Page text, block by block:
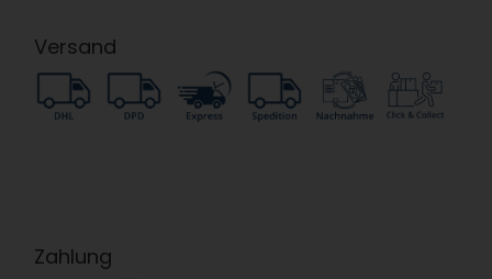
Versand
Zahlung